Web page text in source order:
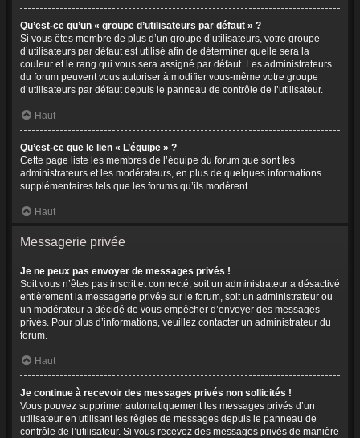
Qu’est-ce qu’un « groupe d’utilisateurs par défaut » ?
Si vous êtes membre de plus d’un groupe d’utilisateurs, votre groupe
d’utilisateurs par défaut est utilisé afin de déterminer quelle sera la
couleur et le rang qui vous sera assigné par défaut. Les administrateurs
du forum peuvent vous autoriser à modifier vous-même votre groupe
d’utilisateurs par défaut depuis le panneau de contrôle de l’utilisateur.
Haut
Qu’est-ce que le lien « L’équipe » ?
Cette page liste les membres de l’équipe du forum que sont les
administrateurs et les modérateurs, en plus de quelques informations
supplémentaires tels que les forums qu’ils modèrent.
Haut
Messagerie privée
Je ne peux pas envoyer de messages privés !
Soit vous n’êtes pas inscrit et connecté, soit un administrateur a désactivé
entièrement la messagerie privée sur le forum, soit un administrateur ou
un modérateur a décidé de vous empêcher d’envoyer des messages
privés. Pour plus d’informations, veuillez contacter un administrateur du
forum.
Haut
Je continue à recevoir des messages privés non sollicités !
Vous pouvez supprimer automatiquement les messages privés d’un
utilisateur en utilisant les règles de messages depuis le panneau de
contrôle de l’utilisateur. Si vous recevez des messages privés de manière